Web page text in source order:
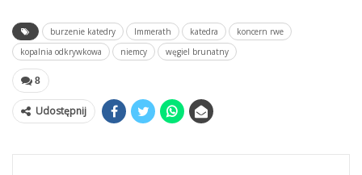
burzenie katedry Immerath katedra
koncern rwe
kopalnia odkrywkowa
niemcy węgiel brunatny
8
Udostępnij